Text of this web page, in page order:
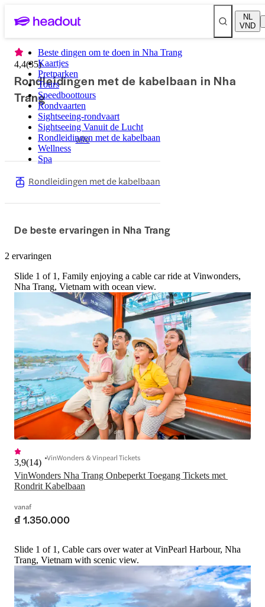
NL
VND
Beste dingen om te doen in Nha Trang
Kaartjes
Pretparken
Tours
Speedboottours
Rondvaarten
Sightseeing-rondvaart
Sightseeing Vanuit de Lucht
Rondleidingen met de kabelbaan
Wellness
Spa
4,4(35)
Rondleidingen met de kabelbaan in Nha
Trang
alle
Rondleidingen met de kabelbaan
De beste ervaringen in Nha Trang
2 ervaringen
Slide 1 of 1, Family enjoying a cable car ride at Vinwonders,
Nha Trang, Vietnam with ocean view.
VinWonders Nha Trang Onbeperkt Toegang Tickets met
Rondrit Kabelbaan
3,9(14) VinWonders & Vinpearl Tickets
vanaf
₫ 1.350.000
Slide 1 of 1, Cable cars over water at VinPearl Harbour, Nha
Trang, Vietnam with scenic view.